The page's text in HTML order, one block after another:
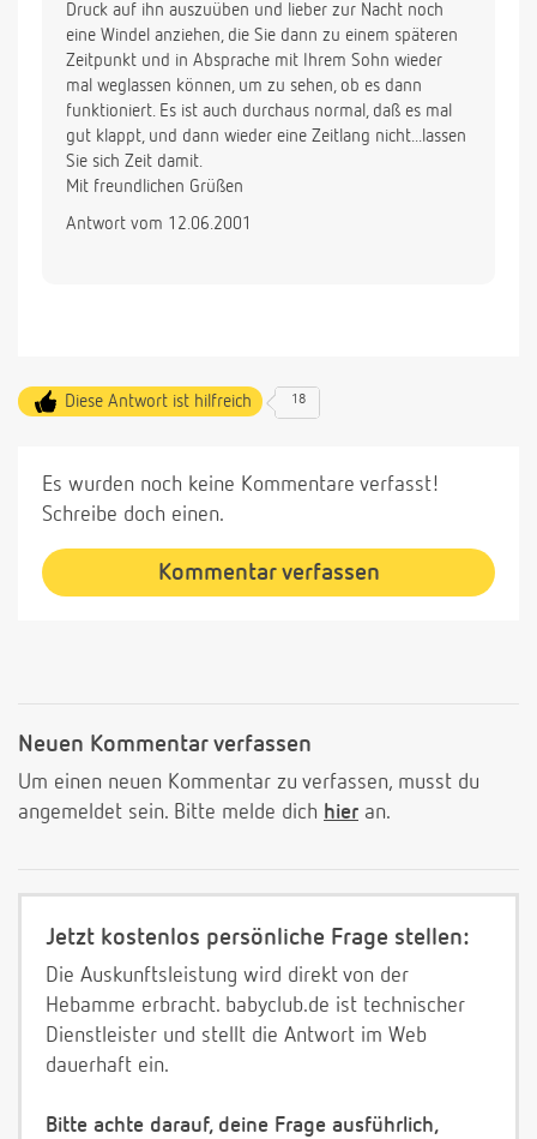
Druck auf ihn auszuüben und lieber zur Nacht noch
eine Windel anziehen, die Sie dann zu einem späteren
Zeitpunkt und in Absprache mit Ihrem Sohn wieder
mal weglassen können, um zu sehen, ob es dann
funktioniert. Es ist auch durchaus normal, daß es mal
gut klappt, und dann wieder eine Zeitlang nicht...lassen
Sie sich Zeit damit.
Mit freundlichen Grüßen
Antwort vom 12.06.2001
Diese Antwort ist hilfreich 18
Es wurden noch keine Kommentare verfasst!
Schreibe doch einen.
Kommentar verfassen
Neuen Kommentar verfassen
Um einen neuen Kommentar zu verfassen, musst du
angemeldet sein. Bitte melde dich hier an.
Jetzt kostenlos persönliche Frage stellen:
Die Auskunftsleistung wird direkt von der
Hebamme erbracht. babyclub.de ist technischer
Dienstleister und stellt die Antwort im Web
dauerhaft ein.
Bitte achte darauf, deine Frage ausführlich,